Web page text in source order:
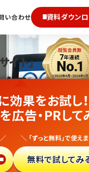
い合わせ 資料ダウン
イト」
!
PC・
業種
効果をお試し！
広告・PRして
＼ 「ずっと無料」で使え
無料で試してみ